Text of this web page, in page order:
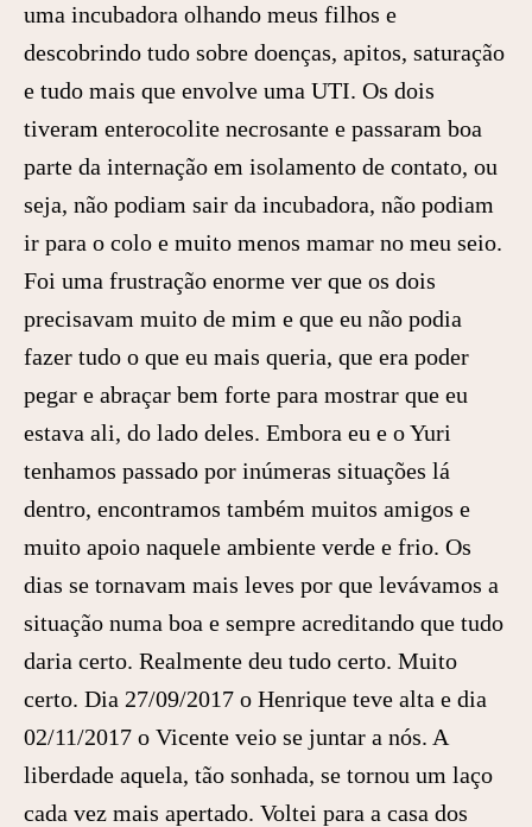
uma incubadora olhando meus filhos e
descobrindo tudo sobre doenças, apitos, saturação
e tudo mais que envolve uma UTI. Os dois
tiveram enterocolite necrosante e passaram boa
parte da internação em isolamento de contato, ou
seja, não podiam sair da incubadora, não podiam
ir para o colo e muito menos mamar no meu seio.
Foi uma frustração enorme ver que os dois
precisavam muito de mim e que eu não podia
fazer tudo o que eu mais queria, que era poder
pegar e abraçar bem forte para mostrar que eu
estava ali, do lado deles. Embora eu e o Yuri
tenhamos passado por inúmeras situações lá
dentro, encontramos também muitos amigos e
muito apoio naquele ambiente verde e frio. Os
dias se tornavam mais leves por que levávamos a
situação numa boa e sempre acreditando que tudo
daria certo. Realmente deu tudo certo. Muito
certo. Dia 27/09/2017 o Henrique teve alta e dia
02/11/2017 o Vicente veio se juntar a nós. A
liberdade aquela, tão sonhada, se tornou um laço
cada vez mais apertado. Voltei para a casa dos